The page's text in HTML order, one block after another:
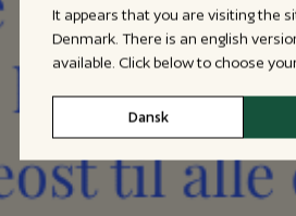
It appears that you are visiting the
Denmark. There is an english
available. Click below to choose
Dansk